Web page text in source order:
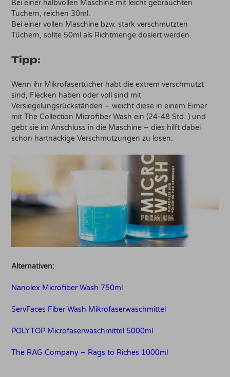
Bei einer halbvollen Maschine mit leicht gebrauchten
Tüchern, reichen 30ml.
Bei einer vollen Maschine bzw. stark verschmutzten
Tüchern, sollte 50ml als Richtmenge dosiert werden.
Tipp:
Wenn ihr Mikrofasertücher habt die extrem verschmutzt
sind, Flecken haben oder voll sind mit
Versiegelungsrückständen – weicht diese in einem Eimer
mit The Collection Microfiber Wash ein (24-48 Std. ) und
gebt sie im Anschluss in die Maschine – dies hilft dabei
schon hartnäckige Verschmutzungen zu lösen.
Alternativen:
Nanolex Microfiber Wash 750ml
ServFaces Fiber Wash Mikrofaserwaschmittel
POLYTOP Microfaserwaschmittel 5000ml
The RAG Company – Rags to Riches 1000ml